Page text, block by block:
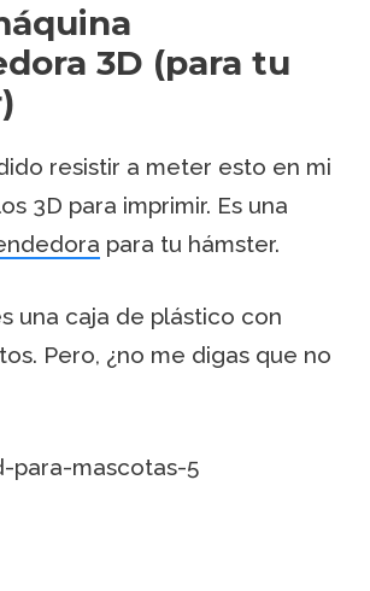
3D (para tu
resistir a meter esto en mi
3D para imprimir. Es una
para tu hámster.
una caja de plástico con
Pero, ¿no me digas que no